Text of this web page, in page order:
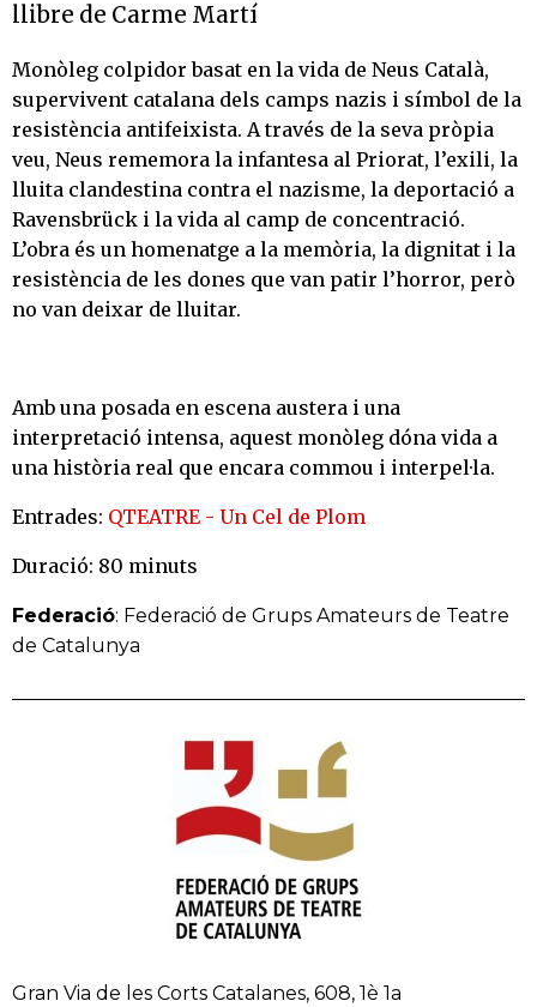
llibre de Carme Martí
Monòleg colpidor basat en la vida de Neus Català,
supervivent catalana dels camps nazis i símbol de la
resistència antifeixista. A través de la seva pròpia
veu, Neus rememora la infantesa al Priorat, l’exili, la
lluita clandestina contra el nazisme, la deportació a
Ravensbrück i la vida al camp de concentració.
L’obra és un homenatge a la memòria, la dignitat i la
resistència de les dones que van patir l’horror, però
no van deixar de lluitar.
Amb una posada en escena austera i una
interpretació intensa, aquest monòleg dóna vida a
una història real que encara commou i interpel·la.
Entrades: QTEATRE - Un Cel de Plom
Duració: 80 minuts
Federació: Federació de Grups Amateurs de Teatre
de Catalunya
Gran Via de les Corts Catalanes, 608, 1è 1a